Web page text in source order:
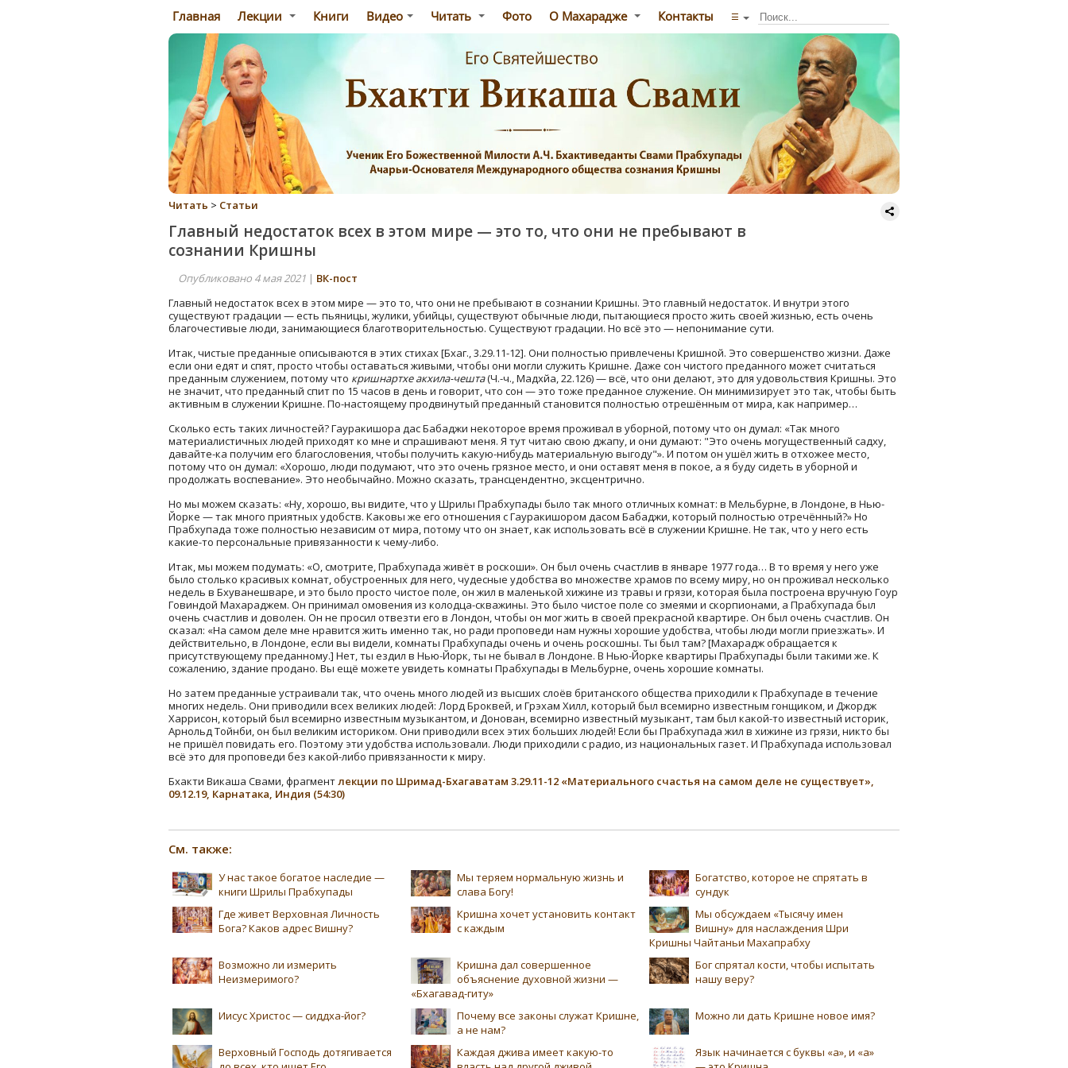
Главная Лекции Книги Видео Читать Фото О Махарадже Контакты ☰
Читать > Статьи
Главный недостаток всех в этом мире — это то, что они не пребывают в
сознании Кришны
Опубликовано 4 мая 2021 | ВК-пост
Главный недостаток всех в этом мире — это то, что они не пребывают в сознании Кришны. Это главный недостаток. И внутри этого
существуют градации — есть пьяницы, жулики, убийцы, существуют обычные люди, пытающиеся просто жить своей жизнью, есть очень
благочестивые люди, занимающиеся благотворительностью. Существуют градации. Но всё это — непонимание сути.
Итак, чистые преданные описываются в этих стихах [Бхаг., 3.29.11-12]. Они полностью привлечены Кришной. Это совершенство жизни. Даже
если они едят и спят, просто чтобы оставаться живыми, чтобы они могли служить Кришне. Даже сон чистого преданного может считаться
преданным служением, потому что кришнартхе акхила-чешта(Ч.-ч., Мадхйа, 22.126) — всё, что они делают, это для удовольствия Кришны. Это
не значит, что преданный спит по 15 часов в день и говорит, что сон — это тоже преданное служение. Он минимизирует это так, чтобы быть
активным в служении Кришне. По-настоящему продвинутый преданный становится полностью отрешённым от мира, как например…
Сколько есть таких личностей? Гауракишора дас Бабаджи некоторое время проживал в уборной, потому что он думал: «Так много
материалистичных людей приходят ко мне и спрашивают меня. Я тут читаю свою джапу, и они думают: "Это очень могущественный садху,
давайте-ка получим его благословения, чтобы получить какую-нибудь материальную выгоду"». И потом он ушёл жить в отхожее место,
потому что он думал: «Хорошо, люди подумают, что это очень грязное место, и они оставят меня в покое, а я буду сидеть в уборной и
продолжать воспевание». Это необычайно. Можно сказать, трансцендентно, эксцентрично.
Но мы можем сказать: «Ну, хорошо, вы видите, что у Шрилы Прабхупады было так много отличных комнат: в Мельбурне, в Лондоне, в Нью-
Йорке — так много приятных удобств. Каковы же его отношения с Гауракишором дасом Бабаджи, который полностью отречённый?» Но
Прабхупада тоже полностью независим от мира, потому что он знает, как использовать всё в служении Кришне. Не так, что у него есть
какие-то персональные привязанности к чему-либо.
Итак, мы можем подумать: «О, смотрите, Прабхупада живёт в роскоши». Он был очень счастлив в январе 1977 года… В то время у него уже
было столько красивых комнат, обустроенных для него, чудесные удобства во множестве храмов по всему миру, но он проживал несколько
недель в Бхуванешваре, и это было просто чистое поле, он жил в маленькой хижине из травы и грязи, которая была построена вручную Гоур
Говиндой Махараджем. Он принимал омовения из колодца-скважины. Это было чистое поле со змеями и скорпионами, а Прабхупада был
очень счастлив и доволен. Он не просил отвезти его в Лондон, чтобы он мог жить в своей прекрасной квартире. Он был очень счастлив. Он
сказал: «На самом деле мне нравится жить именно так, но ради проповеди нам нужны хорошие удобства, чтобы люди могли приезжать». И
действительно, в Лондоне, если вы видели, комнаты Прабхупады очень и очень роскошны. Ты был там? [Махарадж обращается к
присутствующему преданному.] Нет, ты ездил в Нью-Йорк, ты не бывал в Лондоне. В Нью-Йорке квартиры Прабхупады были такими же. К
сожалению, здание продано. Вы ещё можете увидеть комнаты Прабхупады в Мельбурне, очень хорошие комнаты.
Но затем преданные устраивали так, что очень много людей из высших слоёв британского общества приходили к Прабхупаде в течение
многих недель. Они приводили всех великих людей: Лорд Броквей, и Грэхам Хилл, который был всемирно известным гонщиком, и Джордж
Харрисон, который был всемирно известным музыкантом, и Донован, всемирно известный музыкант, там был какой-то известный историк,
Арнольд Тойнби, он был великим историком. Они приводили всех этих больших людей! Если бы Прабхупада жил в хижине из грязи, никто бы
не пришёл повидать его. Поэтому эти удобства использовали. Люди приходили с радио, из национальных газет. И Прабхупада использовал
всё это для проповеди без какой-либо привязанности к миру.
Бхакти Викаша Свами, фрагментлекции по Шримад-Бхагаватам 3.29.11-12 «Материального счастья на самом деле не существует»,
09.12.19, Карнатака, Индия (54:30)
См. также:
У нас такое богатое наследие —
книги Шрилы Прабхупады
Мы теряем нормальную жизнь и
слава Богу!
Богатство, которое не спрятать в
сундук
Где живет Верховная Личность
Бога? Каков адрес Вишну?
Кришна хочет установить контакт
с каждым
Мы обсуждаем «Тысячу имен
Вишну» для наслаждения Шри
Кришны Чайтаньи Махапрабху
Возможно ли измерить
Неизмеримого?
Кришна дал совершенное
объяснение духовной жизни —
«Бхагавад-гиту»
Бог спрятал кости, чтобы испытать
нашу веру?
Иисус Христос — сиддха-йог?
Почему все законы служат Кришне,
а не нам?
Можно ли дать Кришне новое имя?
Верховный Господь дотягивается
Каждая джива имеет какую-то
Язык начинается с буквы «а», и «а»